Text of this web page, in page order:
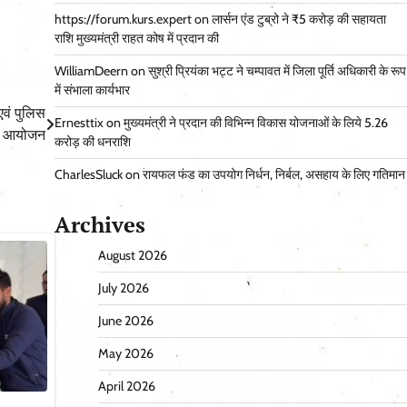
पुलिस
आयोजन
https://forum.kurs.expertonलार्सन एंड टुब्रो ने ₹5 करोड़ की सहायता
राशि मुख्यमंत्री राहत कोष में प्रदान की
WilliamDeernonसुश्री प्रियंका भट्ट ने चम्पावत में जिला पूर्ति अधिकारी के रूप
में संभाला कार्यभार
Ernesttixonमुख्यमंत्री ने प्रदान की विभिन्न विकास योजनाओं के लिये 5.26
करोड़ की धनराशि
CharlesSluckonरायफल फंड का उपयोग निर्धन, निर्बल, असहाय के लिए गतिमान
Archives
August 2026
July 2026
June 2026
May 2026
April 2026